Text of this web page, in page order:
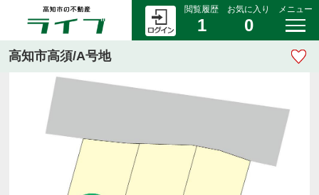
閲覧履歴
1
お気に入り
0
メニュー
高知市高須/A号地